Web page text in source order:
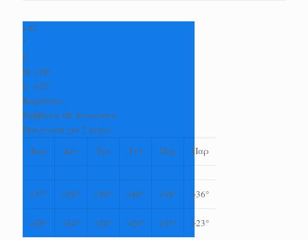
+37
°
C
H: +38°
L: +25°
Καρδίτσα
Σάββατο, 08 Αύγουστος
Πρόγνωση για 7 μέρες
Κυρ
Δευ Τρι Τετ Πεμ Παρ
+37° +38° +39° +40° +38° +36°
+28° +24° +24° +24° +23° +23°